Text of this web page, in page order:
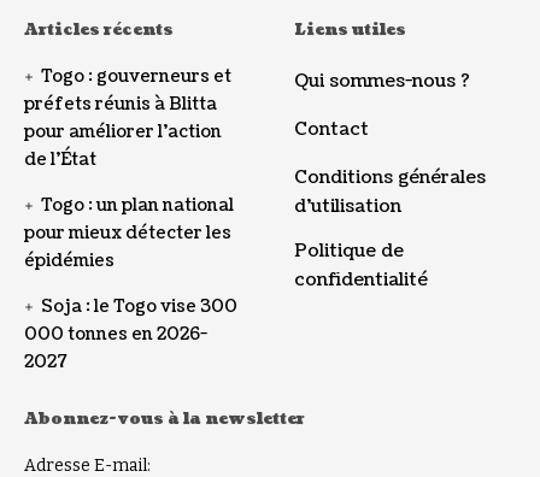
Articles récents
Togo : gouverneurs et
préfets réunis à Blitta
pour améliorer l’action
de l’État
Togo : un plan national
pour mieux détecter les
épidémies
Soja : le Togo vise 300
000 tonnes en 2026-
2027
Liens utiles
Qui sommes-nous ?
Contact
Conditions générales
d’utilisation
Politique de
confidentialité
Abonnez-vous à la newsletter
Adresse E-mail: